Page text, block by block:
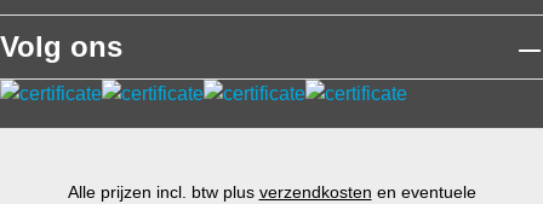
Volg ons
Alle prijzen incl. btw plus verzendkosten en eventuele